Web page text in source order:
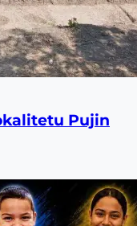
Pujin